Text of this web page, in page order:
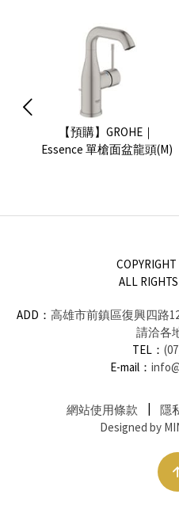
【預購】GROHE｜
Essence 單槍面盆龍頭(M)
ALL
ADD： 高雄市前鎮區復興四路
請洽各
TEL：
E-mail：
網站使用條款 隱
Designed by